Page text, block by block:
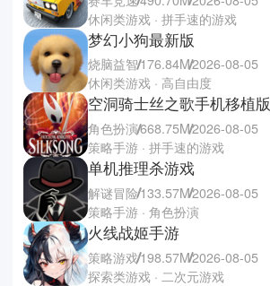
休闲类游戏 · 拼手速的游戏
梦幻小狗最新版
烧脑益智176.84M2026-08-05
休闲类游戏 · 高自由度
空洞骑士丝之歌手机移植版
角色扮演668.75M2026-08-05
策略手游 · 拼手速的游戏
单机推理杀游戏
解谜冒险133.57M2026-08-05
策略手游 · 角色扮演
火线战姬手游
策略游戏198.57M2026-08-05
探索类游戏 · 二次元游戏